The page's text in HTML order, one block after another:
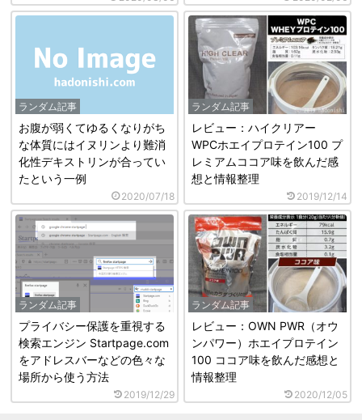
ランダム記事
お腹が弱くてゆるくなりがち
な体質にはイヌリンより難消
化性デキストリンが合ってい
たという一例
2020/07/18
ランダム記事
レビュー：ハイクリアー
WPCホエイプロテイン100 プ
レミアムココア味を飲んだ感
想と情報整理
2019/12/14
ランダム記事
プライバシー保護を重視する
検索エンジン Startpage.com
をアドレスバーなどの色々な
場所から使う方法
2019/12/29
ランダム記事
レビュー：OWN PWR（オウ
ンパワー）ホエイプロテイン
100 ココア味を飲んだ感想と
情報整理
2020/12/05